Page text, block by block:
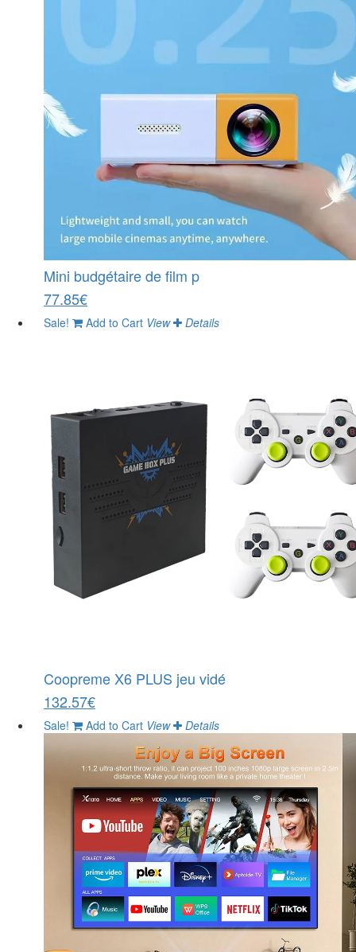
Mini budgétaire de film p
77.85€
Sale! Add to Cart View Details
Coopreme X6 PLUS jeu vidé
132.57€
Sale! Add to Cart View Details